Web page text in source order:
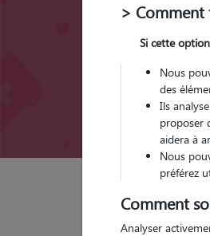
Garde d'animaux
> Comment
Si cette
Nous
des
Ils
proposer
aidera à
Nous
préférez
Comment
Analyser